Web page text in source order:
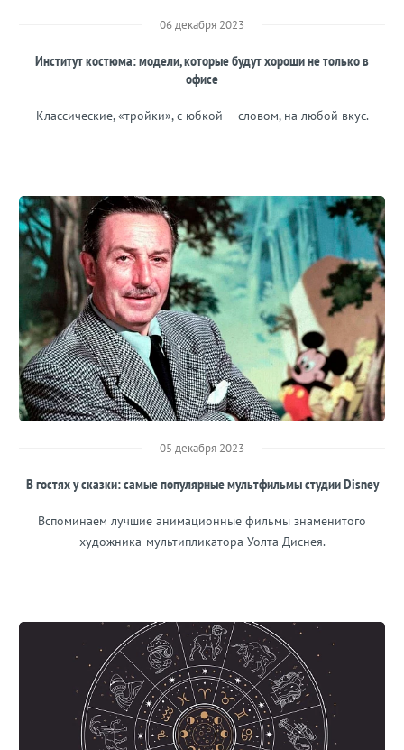
06 декабря 2023
Институт костюма: модели, которые будут хороши не только в
офисе
Классические, «тройки», с юбкой — словом, на любой вкус.
05 декабря 2023
В гостях у сказки: самые популярные мультфильмы студии Disney
Вспоминаем лучшие анимационные фильмы знаменитого
художника-мультипликатора Уолта Диснея.